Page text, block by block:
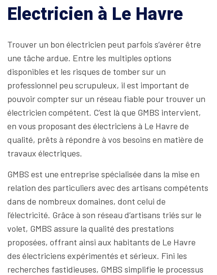
Electricien à Le Havre
Trouver un bon électricien peut parfois s’avérer être
une tâche ardue. Entre les multiples options
disponibles et les risques de tomber sur un
professionnel peu scrupuleux, il est important de
pouvoir compter sur un réseau fiable pour trouver un
électricien compétent. C’est là que GMBS intervient,
en vous proposant des électriciens à Le Havre de
qualité, prêts à répondre à vos besoins en matière de
travaux électriques.
GMBS est une entreprise spécialisée dans la mise en
relation des particuliers avec des artisans compétents
dans de nombreux domaines, dont celui de
l’électricité. Grâce à son réseau d’artisans triés sur le
volet, GMBS assure la qualité des prestations
proposées, offrant ainsi aux habitants de Le Havre
des électriciens expérimentés et sérieux. Fini les
recherches fastidieuses, GMBS simplifie le processus